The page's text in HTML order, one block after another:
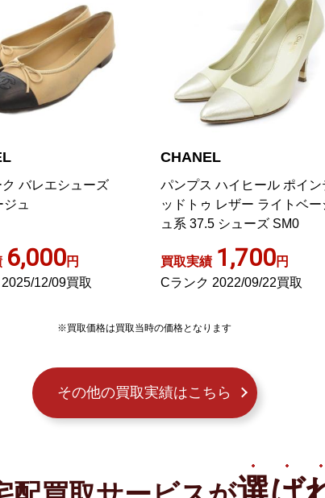
ク バレエシューズ
ュ
6,000円
12/09買取
CHANEL
パンプス ハイヒール ポイン
ッドトゥ レザー ライトベー
ュ系 37.5 シューズ SM0
買取実績 1,700円
Cランク 2022/09/22買取
※買取価格は買取当時の価格となります
その他の買取実績はこちら